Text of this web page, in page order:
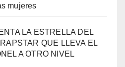
mujeres
LA ESTRELLA DEL
QUE LLEVA EL
A OTRO NIVEL